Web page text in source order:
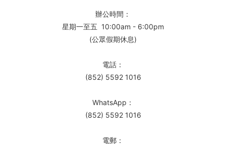
辦公時間：
星期一至五 10:00am - 6:00pm
(公眾假期休息)
電話：
(852) 5592 1016
WhatsApp：
(852) 5592 1016
電郵：